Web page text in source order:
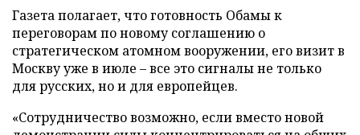
Газета полагает, что готовность Обамы к
переговорам по новому соглашению о
стратегическом атомном вооружении, его визит в
Москву уже в июле – все это сигналы не только
для русских, но и для европейцев.
«Сотрудничество возможно, если вместо новой